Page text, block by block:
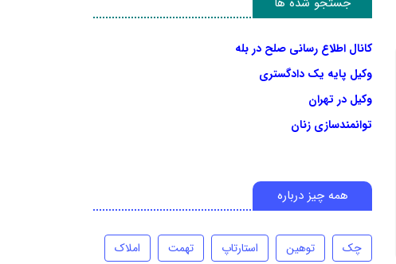
کانال اطلاع رسانی صلح در بله
وکیل پایه یک دادگستری
وکیل در تهران
توانمندسازی زنان
همه چیز درباره
چک توهین استارتاپ تهمت
املاک